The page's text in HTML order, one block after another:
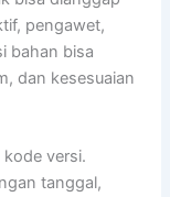
pengawet,
bahan bisa
dan kesesuaian
versi.
tanggal,